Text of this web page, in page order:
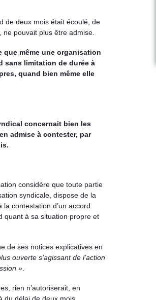
de deux mois était écoulé, de
pouvait plus être admise.
que même une organisation
sans limitation de durée à
quand bien même elle
concernait bien les
admise à contester, par
considère que toute partie
syndicale, dispose de la
contestation d’un accord
quant à sa situation propre et
de ses notices explicatives en
ouverte s’agissant de l’action
»
rien n’autoriserait, en